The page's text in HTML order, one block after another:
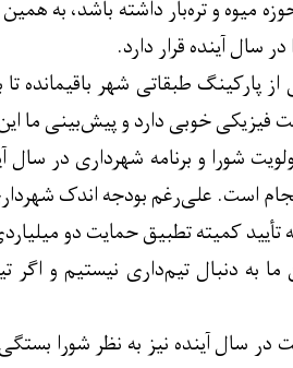
سال آینده قرار دارد.
پارکینگ طبقاتی شهر باقیمانده
خوبی دارد و پیش‌بینی ما این
شورا و برنامه شهرداری در
است. علی‌رغم بودجه اندک
تأیید کمیته تطبیق حمایت دو
دنبال تیم‌داری نیستیم و اگر
سال آینده نیز به نظر شورا